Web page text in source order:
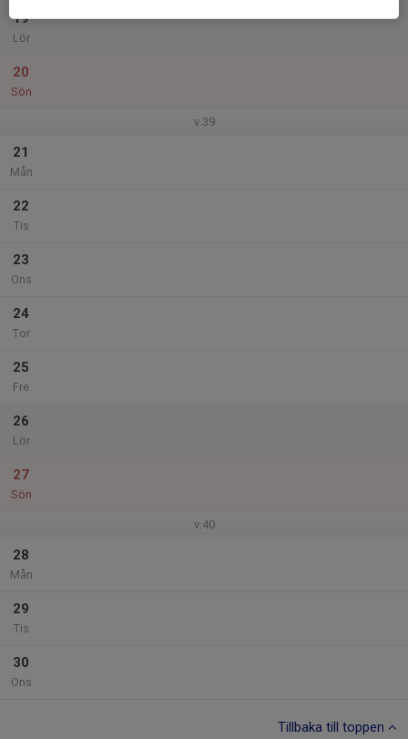
19
Lör
20
Sön
v.39
21
Mån
22
Tis
23
Ons
24
Tor
25
Fre
26
Lör
27
Sön
v.40
28
Mån
29
Tis
30
Ons
Tillbaka till toppen